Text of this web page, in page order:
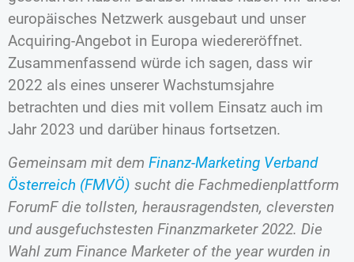
europäisches Netzwerk ausgebaut und unser
Acquiring-Angebot in Europa wiedereröffnet.
Zusammenfassend würde ich sagen, dass wir
2022 als eines unserer Wachstumsjahre
betrachten und dies mit vollem Einsatz auch im
Jahr 2023 und darüber hinaus fortsetzen.
Gemeinsam mit dem Finanz-Marketing Verband
Österreich (FMVÖ) sucht die Fachmedienplattform
ForumF die tollsten, herausragendsten, cleversten
und ausgefuchstesten Finanzmarketer 2022. Die
Wahl zum Finance Marketer of the year wurden in